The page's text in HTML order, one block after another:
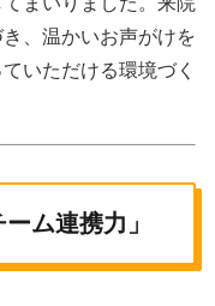
、温かいお声がけを
いただける環境づく
ム連携力」